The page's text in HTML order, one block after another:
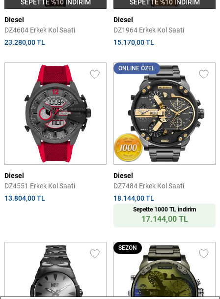
SEPETTE %10 İNDİRİM
Diesel
DZ4604 Erkek Kol Saati
23.280,00 TL
SEPETTE %10 İNDİRİM
Diesel
DZ1964 Erkek Kol Saati
15.170,00 TL
Diesel
DZ4551 Erkek Kol Saati
13.804,00 TL
ONLINE ÖZEL
Diesel
DZ7484 Erkek Kol Saati
18.144,00 TL
Sepette 1000 TL indirim
17.144,00 TL
SEZON